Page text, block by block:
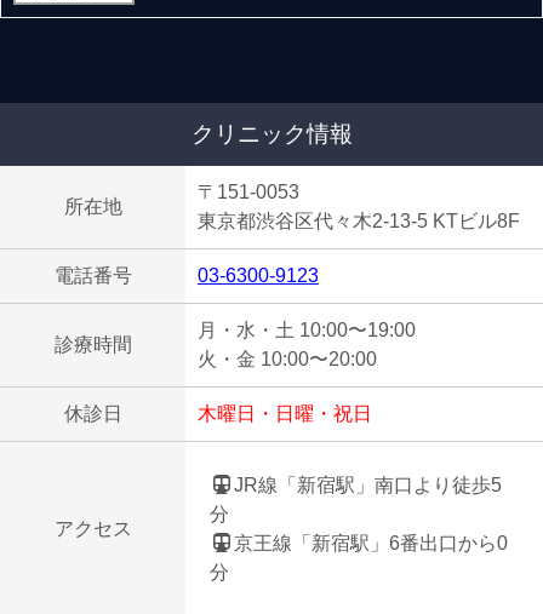
クリニック情報
所在地
〒151-0053
東京都渋谷区代々木2-13-5 KTビル8F
電話番号 03-6300-9123
診療時間
月・水・土 10:00〜19:00
火・金 10:00〜20:00
休診日 木曜日・日曜・祝日
アクセス
JR線「新宿駅」南口より徒歩5
分
京王線「新宿駅」6番出口から0
分